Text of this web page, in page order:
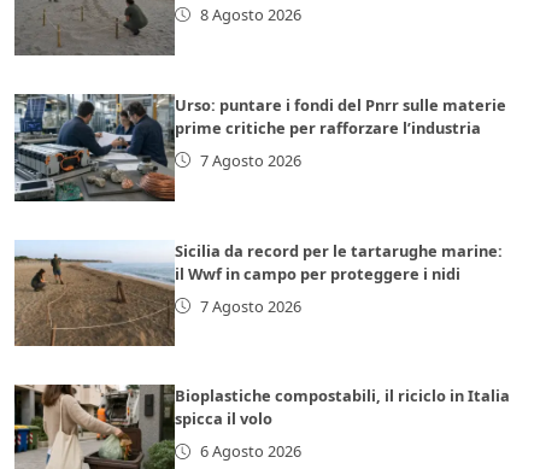
8 Agosto 2026
Urso: puntare i fondi del Pnrr sulle materie
prime critiche per rafforzare l’industria
7 Agosto 2026
Sicilia da record per le tartarughe marine:
il Wwf in campo per proteggere i nidi
7 Agosto 2026
Bioplastiche compostabili, il riciclo in Italia
spicca il volo
6 Agosto 2026